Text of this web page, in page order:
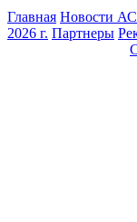
Главная Новости
2026 г. Партнеры